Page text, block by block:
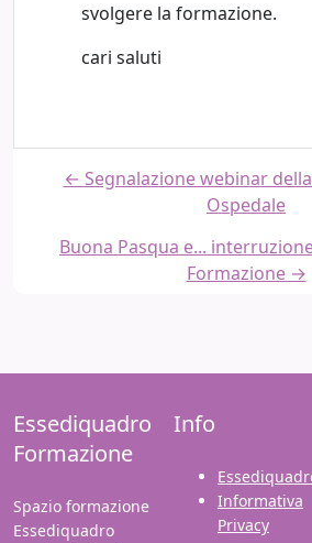
svolgere la formazione.
cari saluti
← Segnalazione webinar
Ospedale
Buona Pasqua e...
Formazione →
Essediquadro
Formazione
Spazio formazione
Essediquadro
Info
Informativa
Privacy